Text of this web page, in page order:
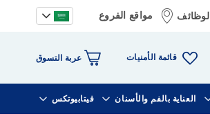
الوظائف مواقع الفروع
قائمة الأمنيات عربة التسوق
العناية بالفم والأسنان فيتابيوتكس